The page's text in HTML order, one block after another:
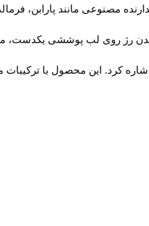
مصنوعی مانند پارابن،
رژ روی لب پوششی یکدست،
اشاره کرد. این محصول با